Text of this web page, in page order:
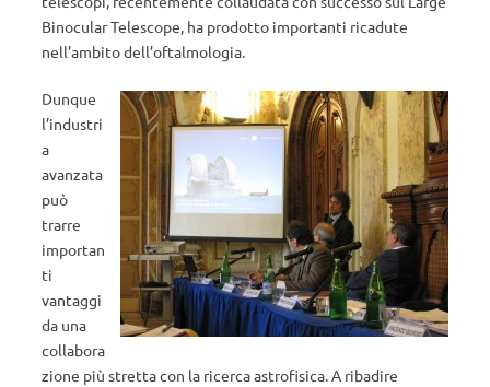
Binocular Telescope, ha prodotto importanti ricadute
nell’ambito dell’oftalmologia.
Dunque
l’industri
a
avanzata
può
trarre
importan
ti
vantaggi
da una
collabora
zione più stretta con la ricerca astrofisica. A ribadire